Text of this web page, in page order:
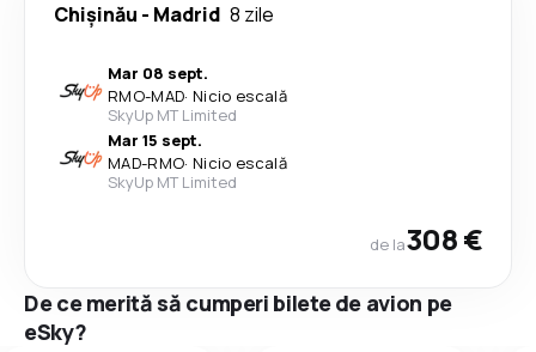
Chişinău - Madrid 8 zile
Mar 08 sept.
RMO-MAD· Nicio escală
SkyUp MT Limited
Mar 15 sept.
MAD-RMO· Nicio escală
SkyUp MT Limited
de la308 €
De ce merită să cumperi bilete de avion pe
eSky?